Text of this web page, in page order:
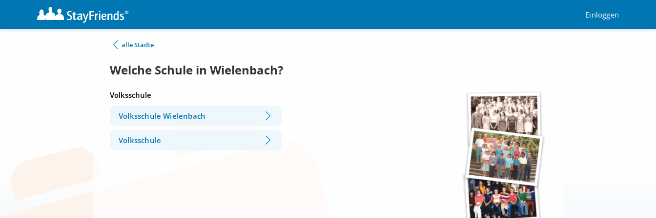
Einloggen
alle Städte
Welche Schule in Wielenbach?
Volksschule
Volksschule Wielenbach
Volksschule